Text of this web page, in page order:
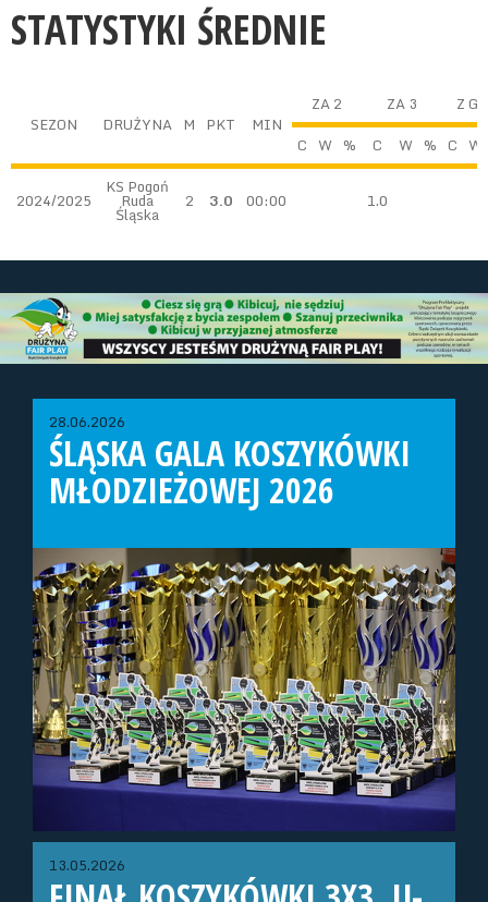
STATYSTYKI ŚREDNIE
SEZON DRUŻYNA M PKT MIN
ZA 2 ZA 3
Z
C W % C W % C W
2024/2025
KS Pogoń
Ruda
Śląska
2 3.0 00:00 1.0
28.06.2026
ŚLĄSKA GALA KOSZYKÓWKI
MŁODZIEŻOWEJ 2026
13.05.2026